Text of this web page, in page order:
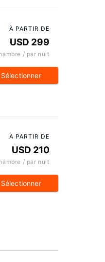
À PARTIR DE
USD 299
/ par nuit
Sélectionner
À PARTIR DE
USD 210
/ par nuit
Sélectionner